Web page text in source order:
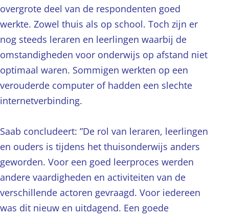
overgrote deel van de respondenten goed
werkte. Zowel thuis als op school. Toch zijn er
nog steeds leraren en leerlingen waarbij de
omstandigheden voor onderwijs op afstand niet
optimaal waren. Sommigen werkten op een
verouderde computer of hadden een slechte
internetverbinding.
Saab concludeert: ”De rol van leraren, leerlingen
en ouders is tijdens het thuisonderwijs anders
geworden. Voor een goed leerproces werden
andere vaardigheden en activiteiten van de
verschillende actoren gevraagd. Voor iedereen
was dit nieuw en uitdagend. Een goede